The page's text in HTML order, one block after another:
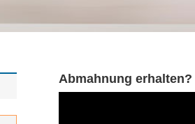
Abmahnung erhalten?